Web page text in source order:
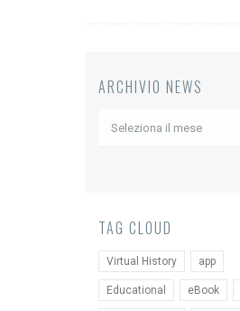
ARCHIVIO NEWS
TAG CLOUD
Virtual History app
Educational eBook